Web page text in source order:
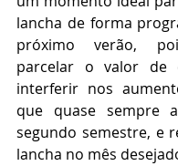
lancha de forma
próximo verão,
parcelar o valor de
interferir nos
que quase sempre
segundo semestre, e
lancha no mês